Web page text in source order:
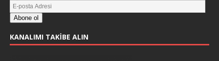
Abone ol
KANALIMI TAKIBE ALIN